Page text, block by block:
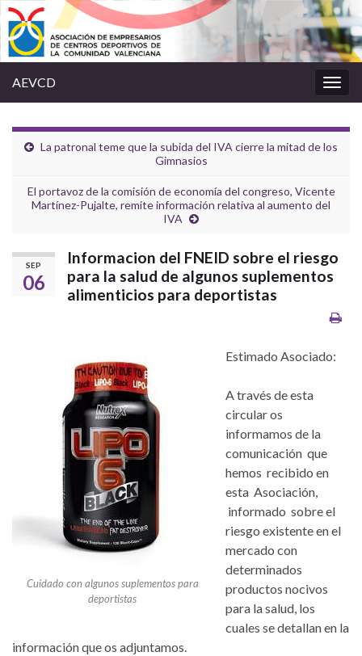
la
AEVCD
La patronal teme que la subida del IVA cierre la mitad de los
Gimnasios
El portavoz de la comisión de economía del congreso, Vicente
Martínez-Pujalte, remite información relativa al aumento del
IVA
SEP
06
Informacion del FNEID sobre el riesgo
para la salud de algunos suplementos
alimenticios para deportistas
Cuidado con algunos suplementos para
deportistas
Estimado Asociado:
A través de esta
circular os
informamos de la
comunicación que
hemos recibido en
esta Asociación,
informado sobre el
riesgo existente en el
mercado con
determinados
productos nocivos
para la salud, los
cuales se detallan en la
información que os adjuntamos.